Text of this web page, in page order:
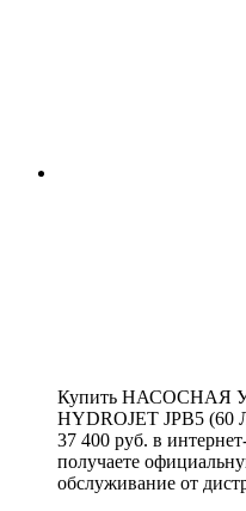
Купить НАСОСНАЯ
HYDROJET JPB5 (60
37 400 руб. в
получаете
обслуживание от